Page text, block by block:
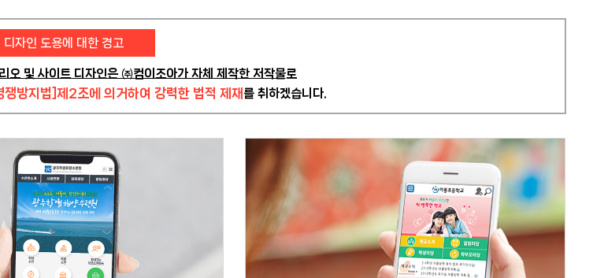
디자인 도용에 대한 경고
오 및 사이트 디자인은 ㈜컴이조아가 자체 제작한 저작물로
방지법]제2조에 의거하여 강력한 법적 제재를 취하겠습니다.